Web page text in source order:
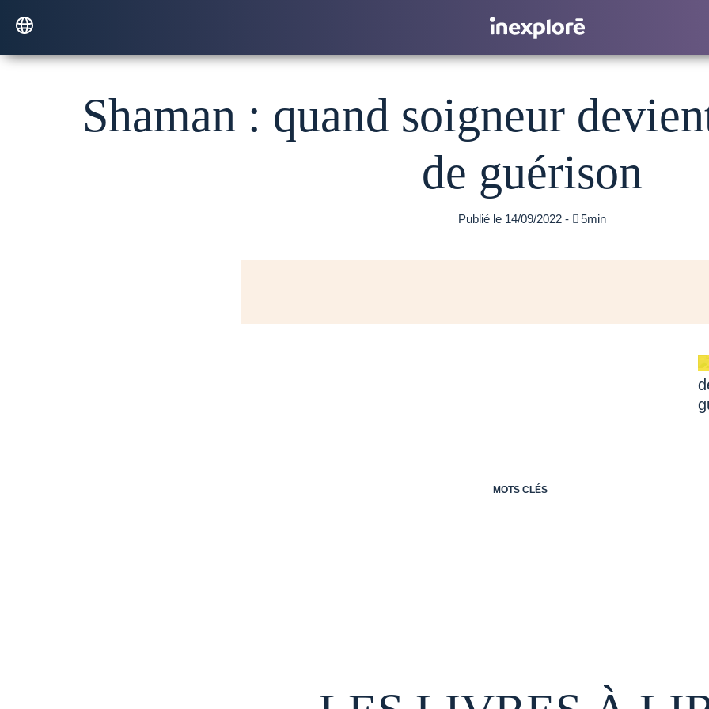
Shaman : quand soigneur
de guérison
Publié le 14/09/2022 - 5min
MOTS CLÉS